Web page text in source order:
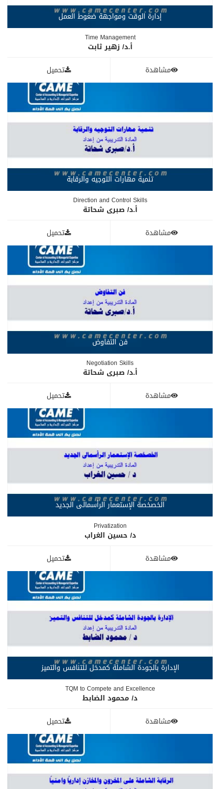
إدارة الوقت ومواجهة ضغوط العمل
Time Management
أ.د/ زهير ثابت
مشاهدة
تحميل
تنمية مهارات التوجيه والرقابة
Direction and Control Skills
أ.د/ صبرى شحاتة
مشاهدة
تحميل
فن التفاوض
Negotiation Skills
أ.د/ صبرى شحاتة
مشاهدة
تحميل
الخصخصة الإستعمار الرأسمالى الجديد
Privatization
د/ حسين الغراب
مشاهدة
تحميل
الإدارة بالجودة الشاملة كمدخل للتنافس والتميز
TQM to Compete and Excellence
د/ محمود الضابط
مشاهدة
تحميل